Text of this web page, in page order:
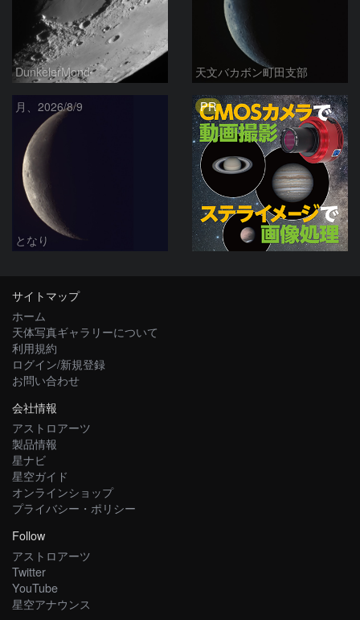
DunkelerMond 天文バカボン町田支部
月、2026/8/9
となり
PR
サイトマップ
ホーム
天体写真ギャラリーについて
利用規約
ログイン/新規登録
お問い合わせ
会社情報
アストロアーツ
製品情報
星ナビ
星空ガイド
オンラインショップ
プライバシー・ポリシー
Follow
アストロアーツ
Twitter
YouTube
星空アナウンス